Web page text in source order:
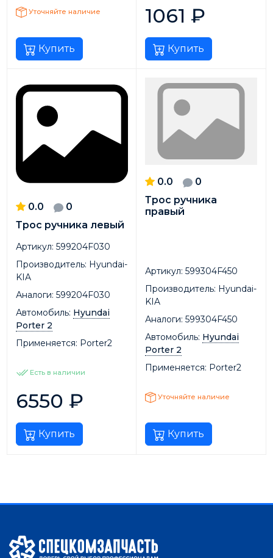
Уточняйте наличие
Купить
1061 ₽
Купить
0.0
0
Трос ручника левый
Артикул: 599204F030
Производитель: Hyundai-
KIA
Аналоги: 599204F030
Автомобиль: Hyundai
Porter 2
Применяется: Porter2
Есть в наличии
6550 ₽
Купить
0.0
0
Трос ручника
правый
Артикул: 599304F450
Производитель: Hyundai-
KIA
Аналоги: 599304F450
Автомобиль: Hyundai
Porter 2
Применяется: Porter2
Уточняйте наличие
Купить